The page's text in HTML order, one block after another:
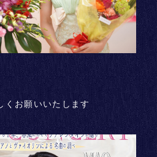
お願いいたします